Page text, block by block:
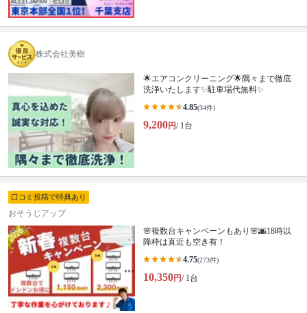
株式会社美樹
🌟エアコンクリーニング🌟隅々まで徹底
洗浄いたします✨駐車場代無料✨
4.85(34件)
9,200円/ 1台
口コミ投稿で特典あり
おそうじアップ
🌸複数台キャンペーンもあり🌸🌆18時以
降枠は直近も空き有！
4.75(273件)
10,350円/ 1台